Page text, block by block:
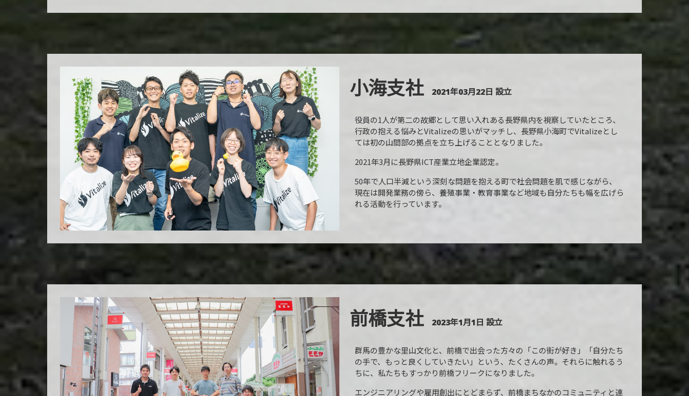
小海支社2021年03月22日 設立
役員の1人が第二の故郷として思い入れある長野県内を視察していたところ、
行政の抱える悩みとVitalizeの思いがマッチし、長野県小海町でVitalizeとし
ては初の山間部の拠点を立ち上げることとなりました。
2021年3月に長野県ICT産業立地企業認定。
50年で人口半減という深刻な問題を抱える町で社会問題を肌で感じながら、
現在は開発業務の傍ら、養殖事業・教育事業など地域も自分たちも幅を広げら
れる活動を行っています。
前橋支社2023年1月1日 設立
群馬の豊かな里山文化と、前橋で出会った方々の「この街が好き」「自分たち
の手で、もっと良くしていきたい」という、たくさんの声。それらに触れるう
ちに、私たちもすっかり前橋フリークになりました。
エンジニアリングや雇用創出にとどまらず、前橋まちなかのコミュニティと連